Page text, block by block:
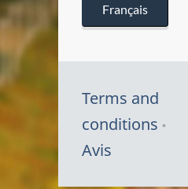
Français
Terms and
conditions
Avis